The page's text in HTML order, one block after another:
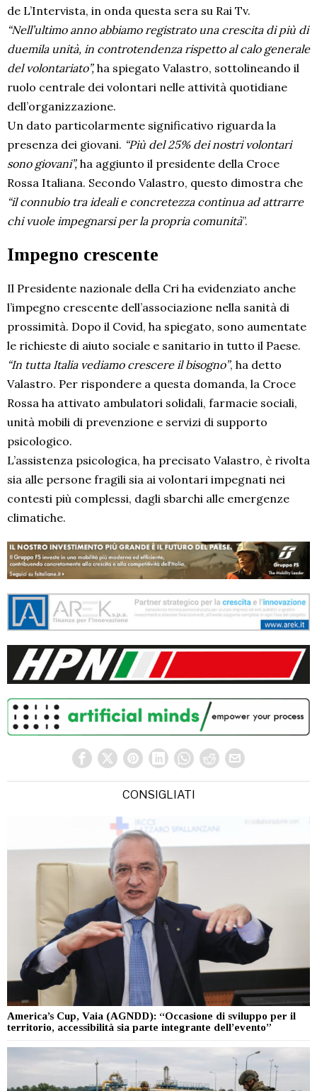
de L’Intervista, in onda questa sera su Rai Tv.
“Nell’ultimo anno abbiamo registrato una crescita di più di
duemila unità, in controtendenza rispetto al calo generale
del volontariato”, ha spiegato Valastro, sottolineando il
ruolo centrale dei volontari nelle attività quotidiane
dell’organizzazione.
Un dato particolarmente significativo riguarda la
presenza dei giovani. “Più del 25% dei nostri volontari
sono giovani”, ha aggiunto il presidente della Croce
Rossa Italiana. Secondo Valastro, questo dimostra che
“il connubio tra ideali e concretezza continua ad attrarre
chi vuole impegnarsi per la propria comunità”.
Impegno crescente
Il Presidente nazionale della Cri ha evidenziato anche
l’impegno crescente dell’associazione nella sanità di
prossimità. Dopo il Covid, ha spiegato, sono aumentate
le richieste di aiuto sociale e sanitario in tutto il Paese.
“In tutta Italia vediamo crescere il bisogno”, ha detto
Valastro. Per rispondere a questa domanda, la Croce
Rossa ha attivato ambulatori solidali, farmacie sociali,
unità mobili di prevenzione e servizi di supporto
psicologico.
L’assistenza psicologica, ha precisato Valastro, è rivolta
sia alle persone fragili sia ai volontari impegnati nei
contesti più complessi, dagli sbarchi alle emergenze
climatiche.
CONSIGLIATI
America’s Cup, Vaia (AGNDD): “Occasione di sviluppo per il
territorio, accessibilità sia parte integrante dell’evento”